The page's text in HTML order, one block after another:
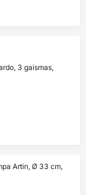
3 gaismas,
Artin, Ø 33 cm,